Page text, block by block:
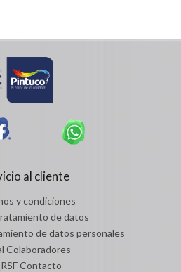
al cliente
y condiciones
de datos
de datos personales
Colaboradores
Contacto